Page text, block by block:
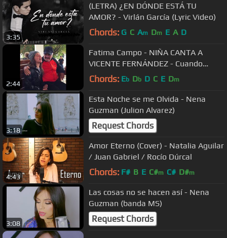
3:35
(LETRA) ¿EN DÓNDE ESTÁ TU
AMOR? - Virlán García (Lyric Video)
Chords: G C Am Dm E A D
2:44
Fatima Campo - NIÑA CANTA A
VICENTE FERNÁNDEZ - Cuando
quería ser grande
Chords: Eb Db D C E Dm
3:18
Esta Noche se me Olvida - Nena
Guzman (Julion Alvarez)
Request Chords
4:43
Amor Eterno (Cover) - Natalia Aguilar
/ Juan Gabriel / Rocío Dúrcal
Chords: F# B E C#m C# D#m
3:08
Las cosas no se hacen así - Nena
Guzman (banda MS)
Request Chords